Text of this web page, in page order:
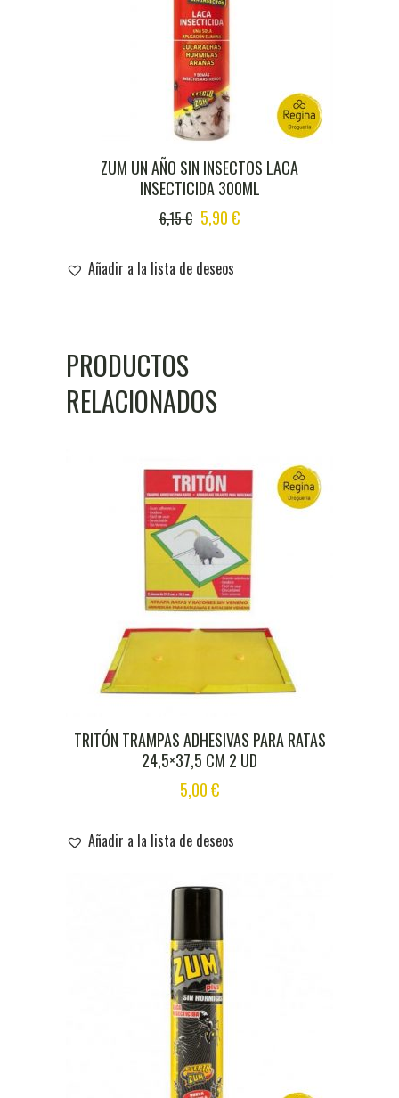
ZUM UN AÑO SIN INSECTOS LACA
INSECTICIDA 300ML
6,15€ ORIGINAL
WAS:
6,15 €.
5,90€CURRENT
Añadir a la lista de deseos
PRODUCTOS
RELACIONADOS
TRITÓN TRAMPAS ADHESIVAS PARA RATAS
24,5×37,5 CM 2 UD
5,00€
Añadir a la lista de deseos